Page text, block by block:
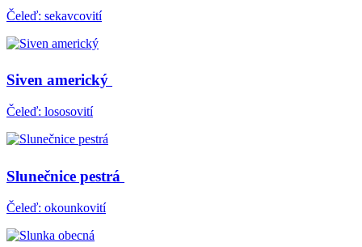
Čeleď: sekavcovití
Siven americký
Čeleď: lososovití
Slunečnice pestrá
Čeleď: okounkovití